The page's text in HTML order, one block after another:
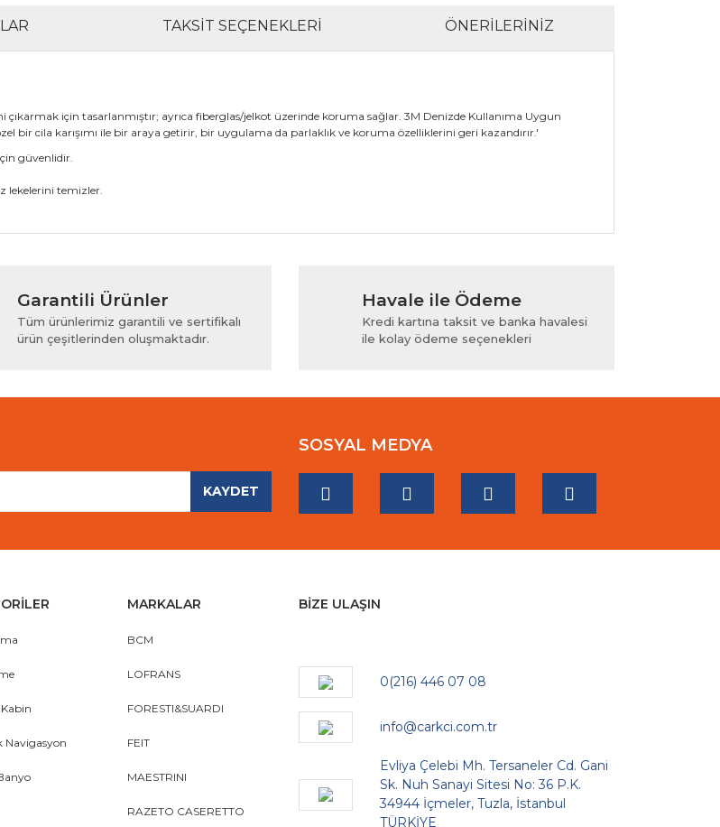
TAKSIT SEÇENEKLERI ÖNERILERINIZ
için tasarlanmıştır; ayrıca fiberglas/jelkot üzerinde koruma sağlar. 3M Denizde Kullanıma Uygun
bir cila karışımı ile bir araya getirir, bir uygulama da parlaklık ve koruma özelliklerini geri kazandırır.'
güvenlidir.
lekelerini temizler.
Yorum Yaz
yetersiz gördüğünüz noktaları öneri formunu kullanarak tarafımıza iletebilirsiniz.
Garantili Ürünler
Tüm ürünlerimiz garantili ve sertifikalı
ürün çeşitlerinden oluşmaktadır.
Havale ile Ödeme
Kredi kartına taksit ve banka havalesi
ile kolay ödeme seçenekleri
KAYDET
SOSYAL MEDYA
Navigasyon
MARKALAR
BCM
LOFRANS
FORESTI&SUARDI
FEIT
MAESTRINI
RAZETO CASERETTO
BİZE ULAŞIN
0(216) 446 07 08
info@carkci.com.tr
Evliya Çelebi Mh. Tersaneler Cd. Gani
Sk. Nuh Sanayi Sitesi No: 36 P.K.
34944 İçmeler, Tuzla, İstanbul
TÜRKİYE